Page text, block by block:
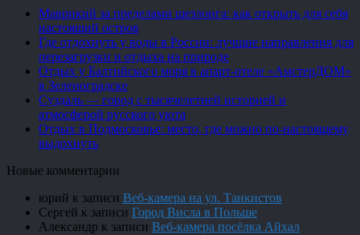
Маврикий за пределами шезлонга: как открыть для себя
настоящий остров
Где отдохнуть у воды в России: лучшие направления для
перезагрузки и отдыха на природе
Отдых у Балтийского моря в апарт-отеле «АмстерДОМ»
в Зеленоградске
Суздаль — город с тысячелетней историей и
атмосферой русского уюта
Отдых в Подмосковье: место, где можно по-настоящему
выдохнуть
Новые комментарии
юрий к записи Веб-камера на ул. Танкистов
Сергей к записи Город Висла в Польше
Александр к записи Веб-камера посёлка Айхал